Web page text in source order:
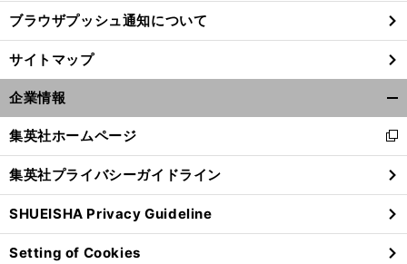
ブラウザプッシュ通知について
サイトマップ
企業情報
閉
る
集英社ホームページ
新
し
い
ウ
ィ
ン
ド
集英社プライバシーガイドライン
SHUEISHA Privacy Guideline
Setting of Cookies